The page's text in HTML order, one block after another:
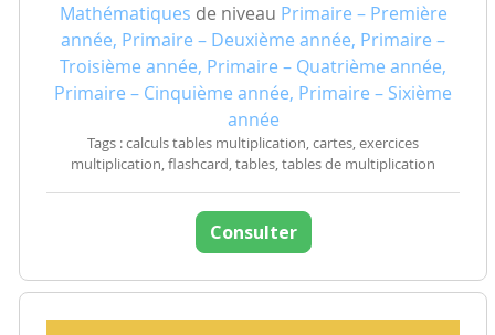
Mathématiques de niveau Primaire – Première
année, Primaire – Deuxième année, Primaire –
Troisième année, Primaire – Quatrième année,
Primaire – Cinquième année, Primaire – Sixième
année
Tags : calculs tables multiplication, cartes, exercices
multiplication, flashcard, tables, tables de multiplication
Consulter